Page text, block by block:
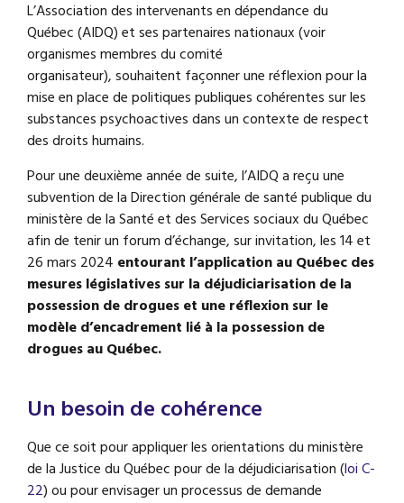
L’Association des intervenants en dépendance du
Québec (AIDQ) et ses partenaires nationaux (voir
organismes membres du comité
organisateur), souhaitent façonner une réflexion pour la
mise en place de politiques publiques cohérentes sur les
substances psychoactives dans un contexte de respect
des droits humains.
Pour une deuxième année de suite, l’AIDQ a reçu une
subvention de la Direction générale de santé publique du
ministère de la Santé et des Services sociaux du Québec
afin de tenir un forum d’échange, sur invitation, les 14 et
26 mars 2024 entourant l’application au Québec des
mesures législatives sur la déjudiciarisation de la
possession de drogues et une réflexion sur le
modèle d’encadrement lié à la possession de
drogues au Québec.
Un besoin de cohérence
Que ce soit pour appliquer les orientations du ministère
de la Justice du Québec pour de la déjudiciarisation (loi C-
22) ou pour envisager un processus de demande